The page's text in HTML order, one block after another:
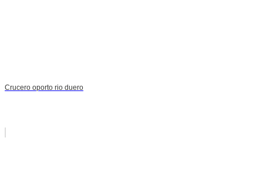
Crucero oporto rio duero